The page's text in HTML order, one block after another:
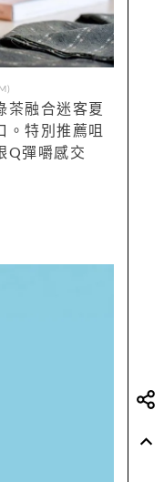
茶融合迷客夏
。特別推薦咀
Q彈嚼感交